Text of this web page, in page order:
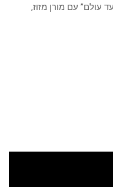
עולם” עם מורן מזוז,